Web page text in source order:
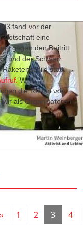
fand vor der
Botschaft eine
gegen den Beitritt
und der Schweiz
Raketenschild statt.
Wir
die Reden von
wir als Organisatoren
Seite
Vorherige Seite
1 2 3 4